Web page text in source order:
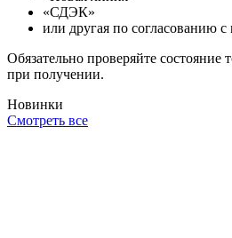
«СДЭК»
или другая по согласованию
Обязательно проверяйте состояние
при получении.
Новинки
Смотреть все